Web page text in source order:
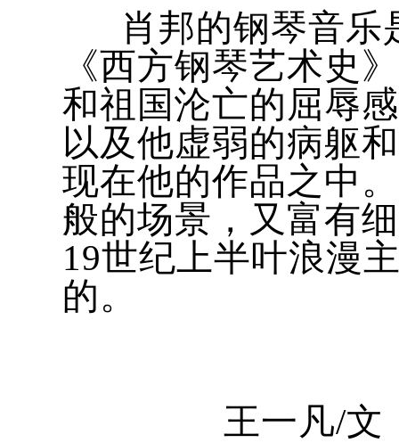
肖邦的钢琴音乐
《西方钢琴艺术史
和祖国沦亡的屈辱
以及他虚弱的病躯
现在他的作品之中
般的场景，又富有
19世纪上半叶浪漫
的。
王一凡/